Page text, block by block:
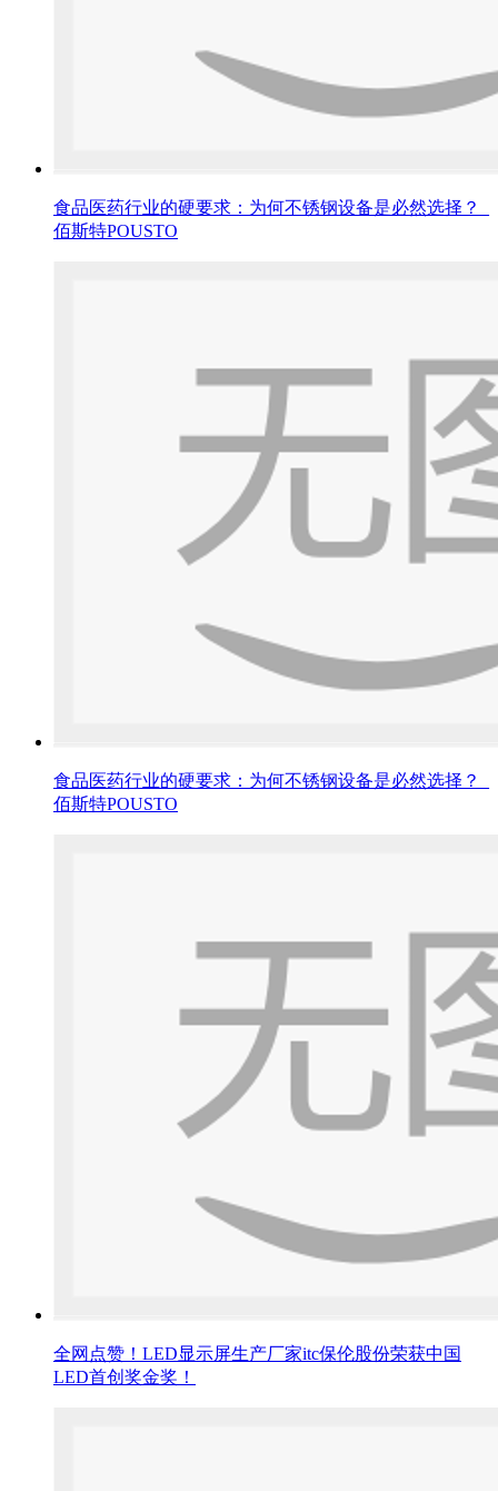
食品医药行业的硬要求：为何不锈钢设备是必然选择？_
佰斯特POUSTO
食品医药行业的硬要求：为何不锈钢设备是必然选择？_
佰斯特POUSTO
全网点赞！LED显示屏生产厂家itc保伦股份荣获中国
LED首创奖金奖！